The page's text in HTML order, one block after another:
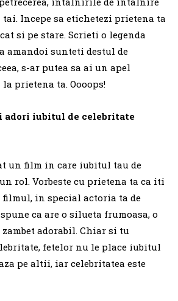
tai. Incepe sa etichetezi prietena ta
si pe stare. Scrieti o legenda
amandoi sunteti destul de
s-ar putea sa ai un apel
prietena ta. Oooops!
adori iubitul de celebritate
un film in care iubitul tau de
rol. Vorbeste cu prietena ta ca iti
filmul, in special actoria ta de
ca are o silueta frumoasa, o
adorabil. Chiar si tu
fetelor nu le place iubitul
pe altii, iar celebritatea este